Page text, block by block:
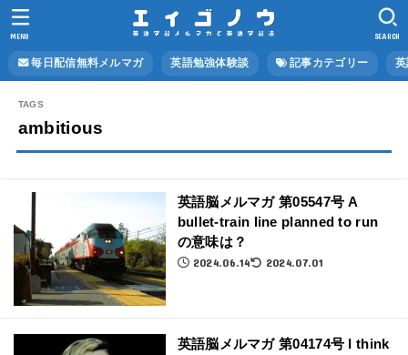
毎日配信無料メルマガ 英語勉強体験談 記事カテゴリー
SEARCH
MENU
ambitious
英語脳メルマガ 第05547号 A
bullet-train line planned to run
の意味は？
2024.06.14 2024.07.01
英語脳メルマガ 第04174号 I think